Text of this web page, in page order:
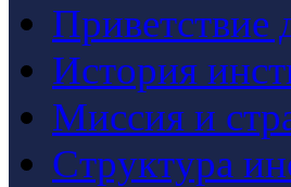
Приветствие
История
Миссия и
Структура